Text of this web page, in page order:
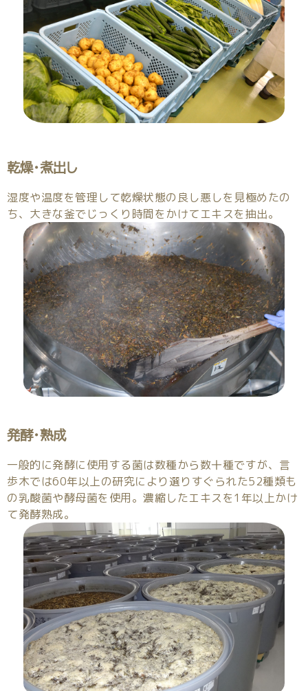
乾燥・煮出し
湿度や温度を管理して乾燥状態の良し悪しを見極めたの
ち、大きな釜でじっくり時間をかけてエキスを抽出。
発酵・熟成
一般的に発酵に使用する菌は数種から数十種ですが、言
歩木では60年以上の研究により選りすぐられた52種類も
の乳酸菌や酵母菌を使用。濃縮したエキスを1年以上かけ
て発酵熟成。